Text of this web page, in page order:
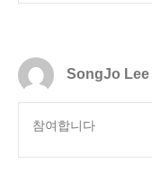
SongJo Lee
참여합니다